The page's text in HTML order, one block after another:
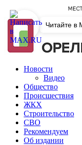
Новости
Видео
Общество
Происшествия
ЖКХ
Строительство
СВО
Рекомендуем
Об издании
Читайте в